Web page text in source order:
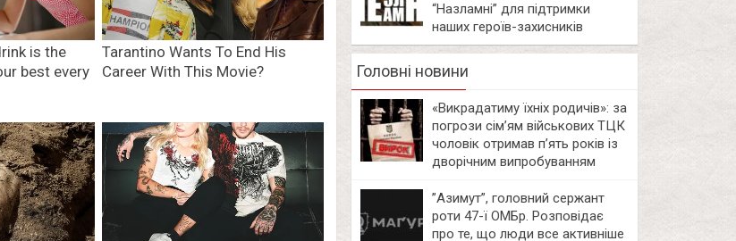
“Назламні” для підтримки
наших героїв-захисників
Головні новини
«Викрадатиму їхніх родичів»: за
погрози сім’ям військових ТЦК
чоловік отримав п’ять років із
дворічним випробуванням
⁨”Азимут”, головний сержант
роти 47-ї ОМБр. Розповідає
про те, що люди все активніше